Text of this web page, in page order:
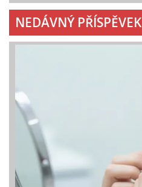
NEDÁVNÝ PŘÍSPĚVEK